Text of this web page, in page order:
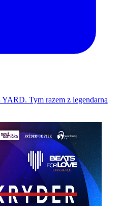
Tym razem z legendarną